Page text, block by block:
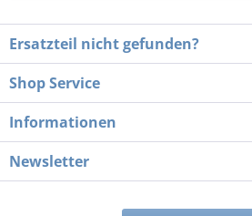
Ersatzteil nicht gefunden?
Shop Service
Informationen
Newsletter